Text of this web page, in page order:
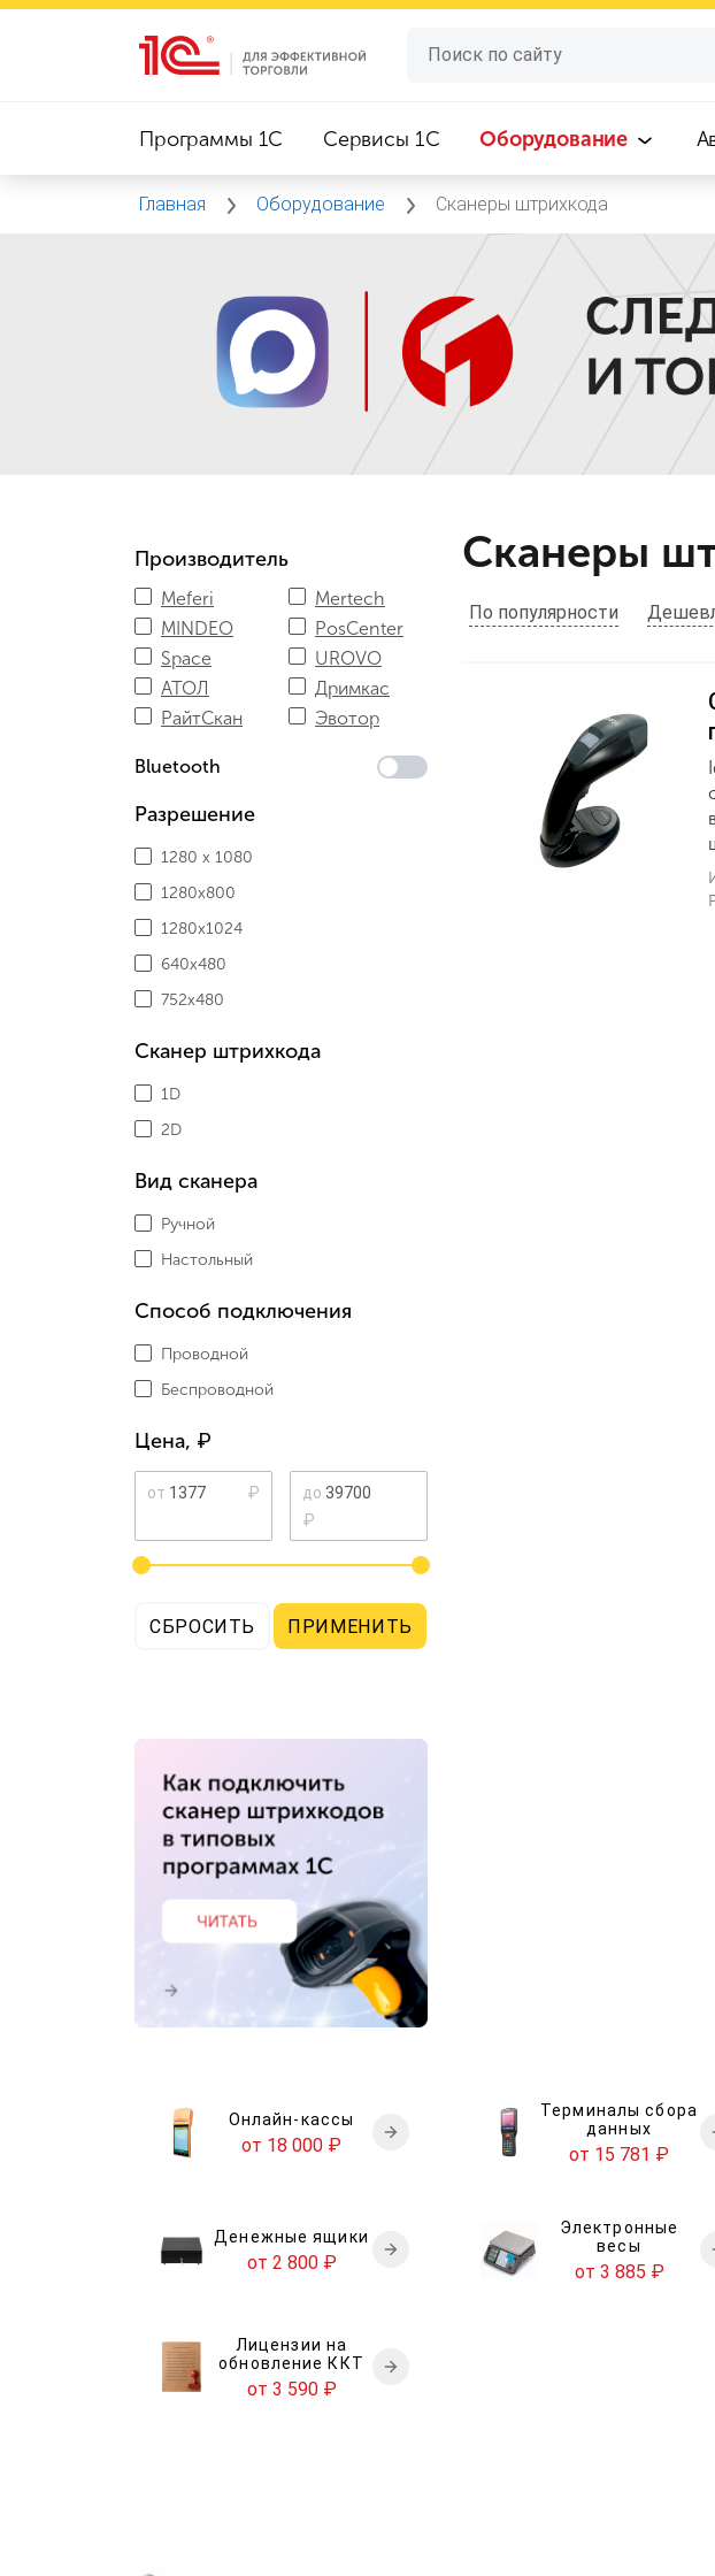
Программы 1C Сервисы 1C Оборудование
Главная Оборудование Сканеры штрихкода
Сканеры
Производитель
Meferi
Mertech
MINDEO
PosCenter
Space
UROVO
АТОЛ
Дримкас
РайтСкан
Эвотор
Bluetooth
Разрешение
1280 x 1080
1280x800
1280х1024
640х480
752х480
Сканер штрихкода
1D
2D
Вид сканера
Ручной
Настольный
Способ подключения
Проводной
Беспроводной
Цена, ₽
По популярности
Онлайн-кассы
от 18 000 ₽
Терминалы сбора
данных
от 15 781 ₽
Денежные ящики
от 2 800 ₽
Электронные
весы
от 3 885 ₽
Лицензии на
обновление ККТ
от 3 590 ₽